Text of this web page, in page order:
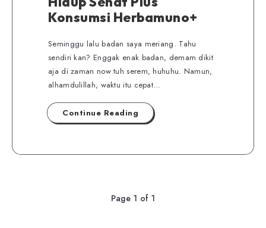
Konsumsi Herbamuno+
Seminggu lalu badan saya meriang. Tahu
sendiri kan? Enggak enak badan, demam dikit
aja di zaman now tuh serem, huhuhu. Namun,
alhamdulillah, waktu itu cepat…
Continue Reading
Page 1 of 1